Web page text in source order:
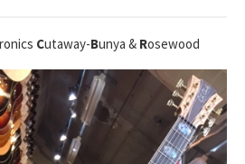
Cutaway-Bunya & Rosewood